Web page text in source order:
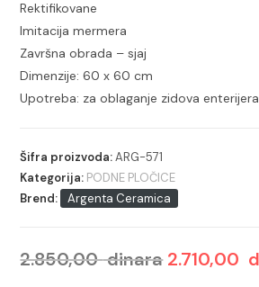
Rektifikovane
Imitacija mermera
Završna obrada – sjaj
Dimenzije: 60 x 60 cm
Upotreba: za oblaganje zidova enterijera
Šifra proizvoda:ARG-571
Kategorija: PODNE PLOČICE
Brend:
Argenta Ceramica
2.850,00dinara Originalna
2.710,00